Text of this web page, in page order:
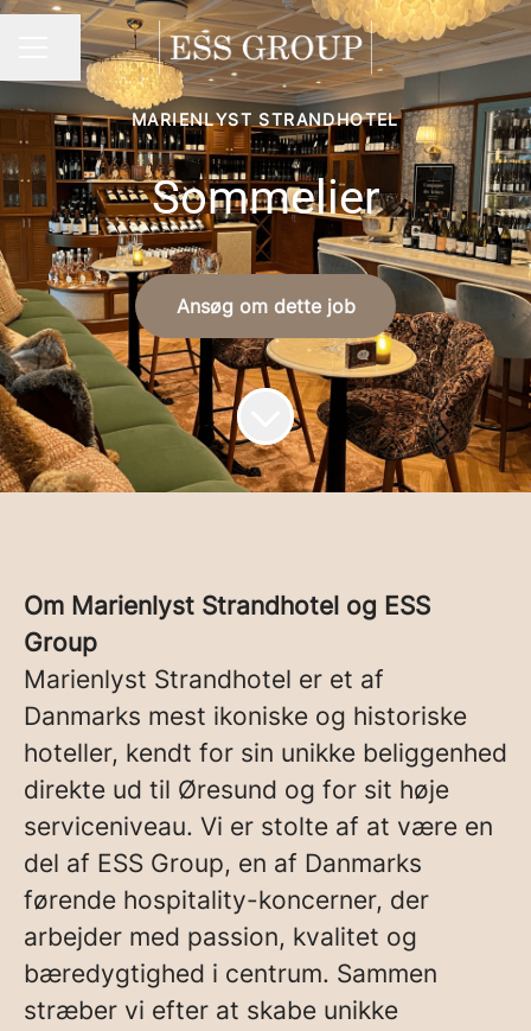
Karrieremenu
Del side
MARIENLYST STRANDHOTEL
Sommelier
Ansøg om dette job
Om Marienlyst Strandhotel og ESS
Group
Marienlyst Strandhotel er et af
Danmarks mest ikoniske og historiske
hoteller, kendt for sin unikke beliggenhed
direkte ud til Øresund og for sit høje
serviceniveau. Vi er stolte af at være en
del af ESS Group, en af Danmarks
førende hospitality-koncerner, der
arbejder med passion, kvalitet og
bæredygtighed i centrum. Sammen
stræber vi efter at skabe unikke